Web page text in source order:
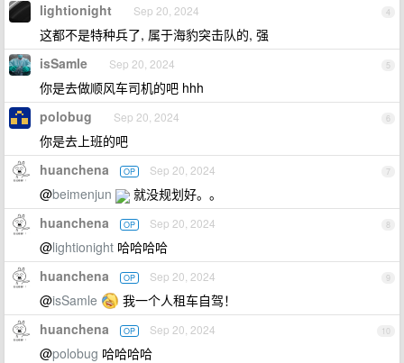
4
lightionight Sep 20, 2024
这都不是特种兵了, 属于海豹突击队的, 强
5
isSamle Sep 20, 2024
你是去做顺风车司机的吧 hhh
6
polobug Sep 20, 2024
你是去上班的吧
7
huanchena OP Sep 20, 2024
@beimenjun 就没规划好。。
8
huanchena OP Sep 20, 2024
@lightionight 哈哈哈哈
9
huanchena OP Sep 20, 2024
@isSamle 我一个人租车自驾！
10
huanchena OP Sep 20, 2024
@polobug 哈哈哈哈